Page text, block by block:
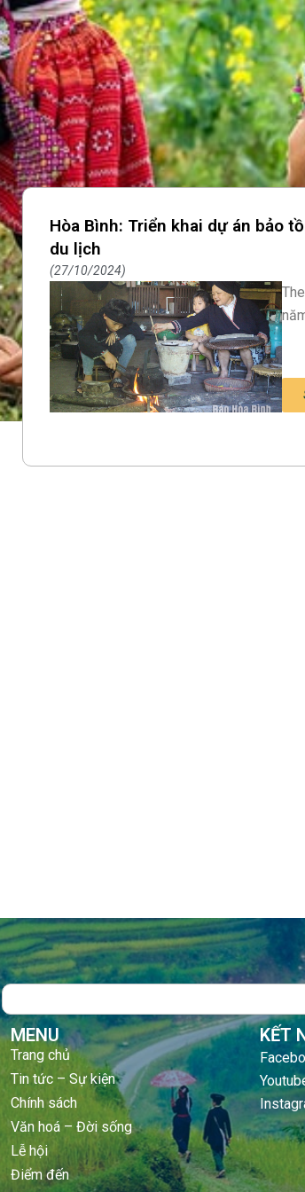
Hòa Bình: Triển khai dự án bảo
du lịch
27/10/2024
Search
MENU
Trang chủ
Tin tức – Sự kiện
Chính sách
Văn hoá – Đời sống
Lễ hội
Điểm đến
KẾT